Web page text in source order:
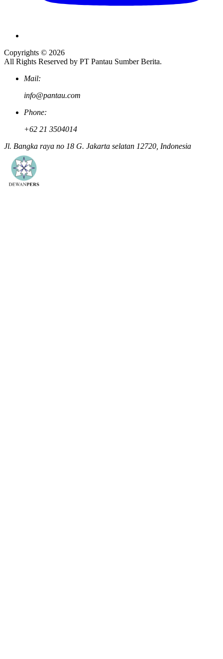
Copyrights © 2026
All Rights Reserved by PT Pantau Sumber Berita.
Mail:
info@pantau.com
Phone:
+62 21 3504014
Jl. Bangka raya no 18 G. Jakarta selatan 12720, Indonesia